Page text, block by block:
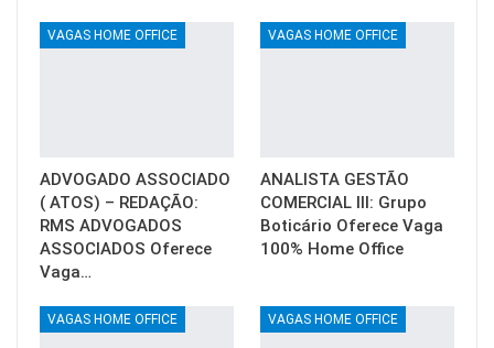
VAGAS HOME OFFICE
ADVOGADO ASSOCIADO
( ATOS) – REDAÇÃO:
RMS ADVOGADOS
ASSOCIADOS Oferece
Vaga…
VAGAS HOME OFFICE
ANALISTA GESTÃO
COMERCIAL III: Grupo
Boticário Oferece Vaga
100% Home Office
VAGAS HOME OFFICE VAGAS HOME OFFICE